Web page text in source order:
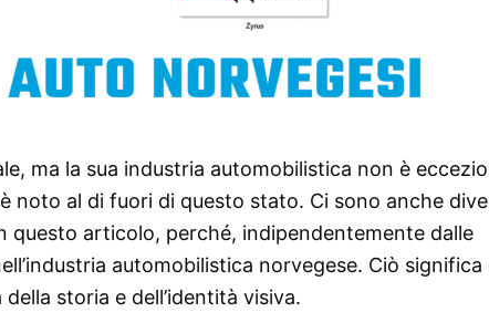
ma la sua industria automobilistica non è
noto al di fuori di questo stato. Ci sono anche
questo articolo, perché, indipendentemente dalle
automobilistica norvegese. Ciò significa
storia e dell’identità visiva.